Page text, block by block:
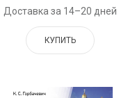
Доставка за 14–20 дней
КУПИТЬ